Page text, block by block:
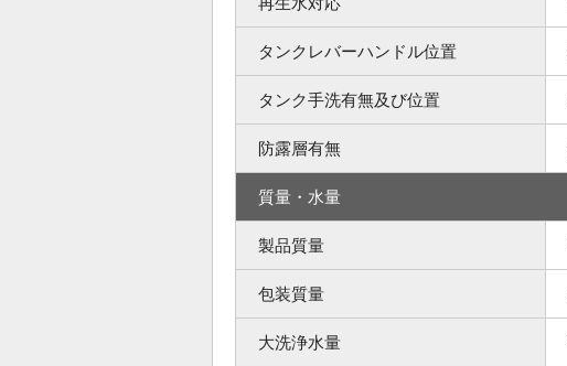
タンクレバーハンドル位置
タンク手洗有無及び位置
防露層有無
質量・水量
製品質量
包装質量
大洗浄水量